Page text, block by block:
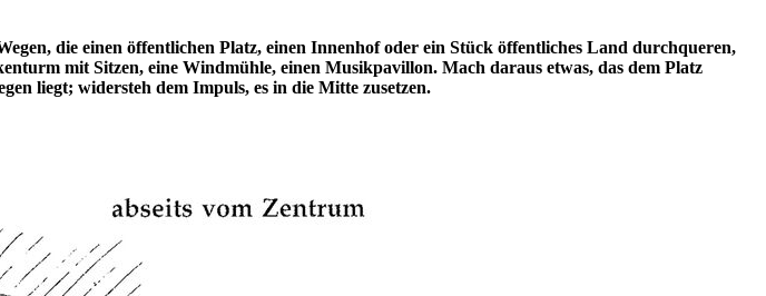
die einen öffentlichen Platz, einen Innenhof oder ein Stück öffentliches Land durchqueren,
mit Sitzen, eine Windmühle, einen Musikpavillon. Mach daraus etwas, das dem Platz
liegt; widersteh dem Impuls, es in die Mitte zusetzen.